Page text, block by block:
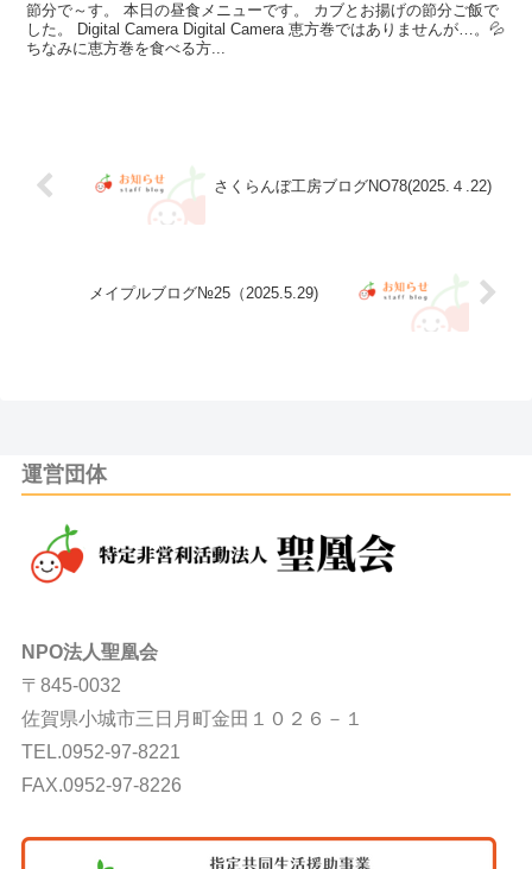
節分で～す。 本日の昼食メニューです。 カブとお揚げの節分ご飯で
した。 Digital Camera Digital Camera 恵方巻ではありませんが…。💦
ちなみに恵方巻を食べる方...
さくらんぼ工房ブログNO78(2025.４.22)
メイプルブログ№25（2025.5.29)
運営団体
NPO法人聖凰会
〒845-0032
佐賀県小城市三日月町金田１０２６－１
TEL.0952-97-8221
FAX.0952-97-8226